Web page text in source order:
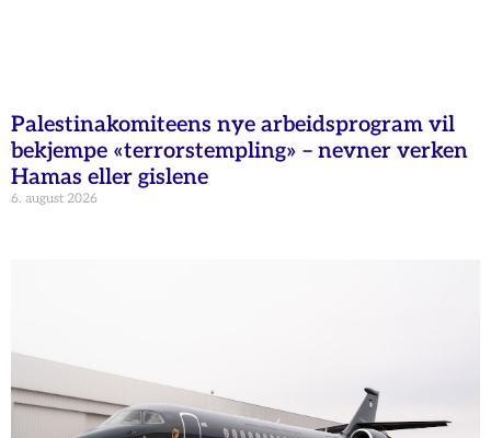
Palestinakomiteens nye arbeidsprogram vil
bekjempe «terrorstempling» – nevner verken
Hamas eller gislene
6. august 2026